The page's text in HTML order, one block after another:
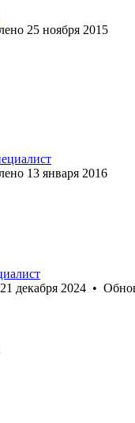
25 ноября 2015
13 января 2016
21 декабря 2024 •